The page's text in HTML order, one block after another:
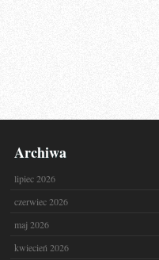
Archiwa
lipiec 2026
czerwiec 2026
maj 2026
kwiecień 2026